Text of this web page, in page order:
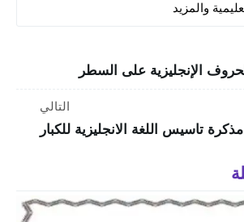
والمزيد
الإنجليزية على السطر
التالي
مذكرة تاسيس اللغة الانجليزية للكبار